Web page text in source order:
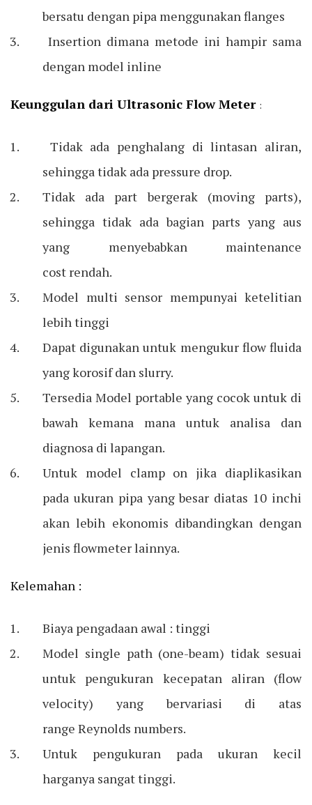
bersatu dengan pipa menggunakan flanges
Insertion dimana metode ini hampir sama
dengan model inline
Keunggulan dari Ultrasonic Flow Meter :
Tidak ada penghalang di lintasan aliran,
sehingga tidak ada pressure drop.
Tidak ada part bergerak (moving parts),
sehingga tidak ada bagian parts yang aus
yang menyebabkan maintenance
cost rendah.
Model multi sensor mempunyai ketelitian
lebih tinggi
Dapat digunakan untuk mengukur flow fluida
yang korosif dan slurry.
Tersedia Model portable yang cocok untuk di
bawah kemana mana untuk analisa dan
diagnosa di lapangan.
Untuk model clamp on jika diaplikasikan
pada ukuran pipa yang besar diatas 10 inchi
akan lebih ekonomis dibandingkan dengan
jenis flowmeter lainnya.
Kelemahan :
Biaya pengadaan awal : tinggi
Model single path (one-beam) tidak sesuai
untuk pengukuran kecepatan aliran (flow
velocity) yang bervariasi di atas
range Reynolds numbers.
Untuk pengukuran pada ukuran kecil
harganya sangat tinggi.